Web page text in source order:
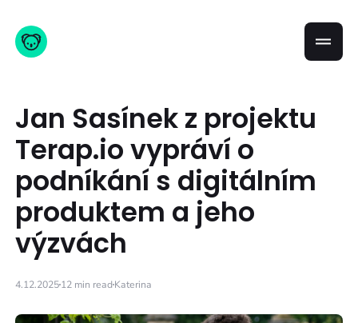
Jan Sasínek z projektu
Terap.io vypráví o
podníkání s digitálním
produktem a jeho
výzvách
4.12.202512 min readKaterina